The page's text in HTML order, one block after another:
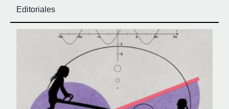
Editoriales